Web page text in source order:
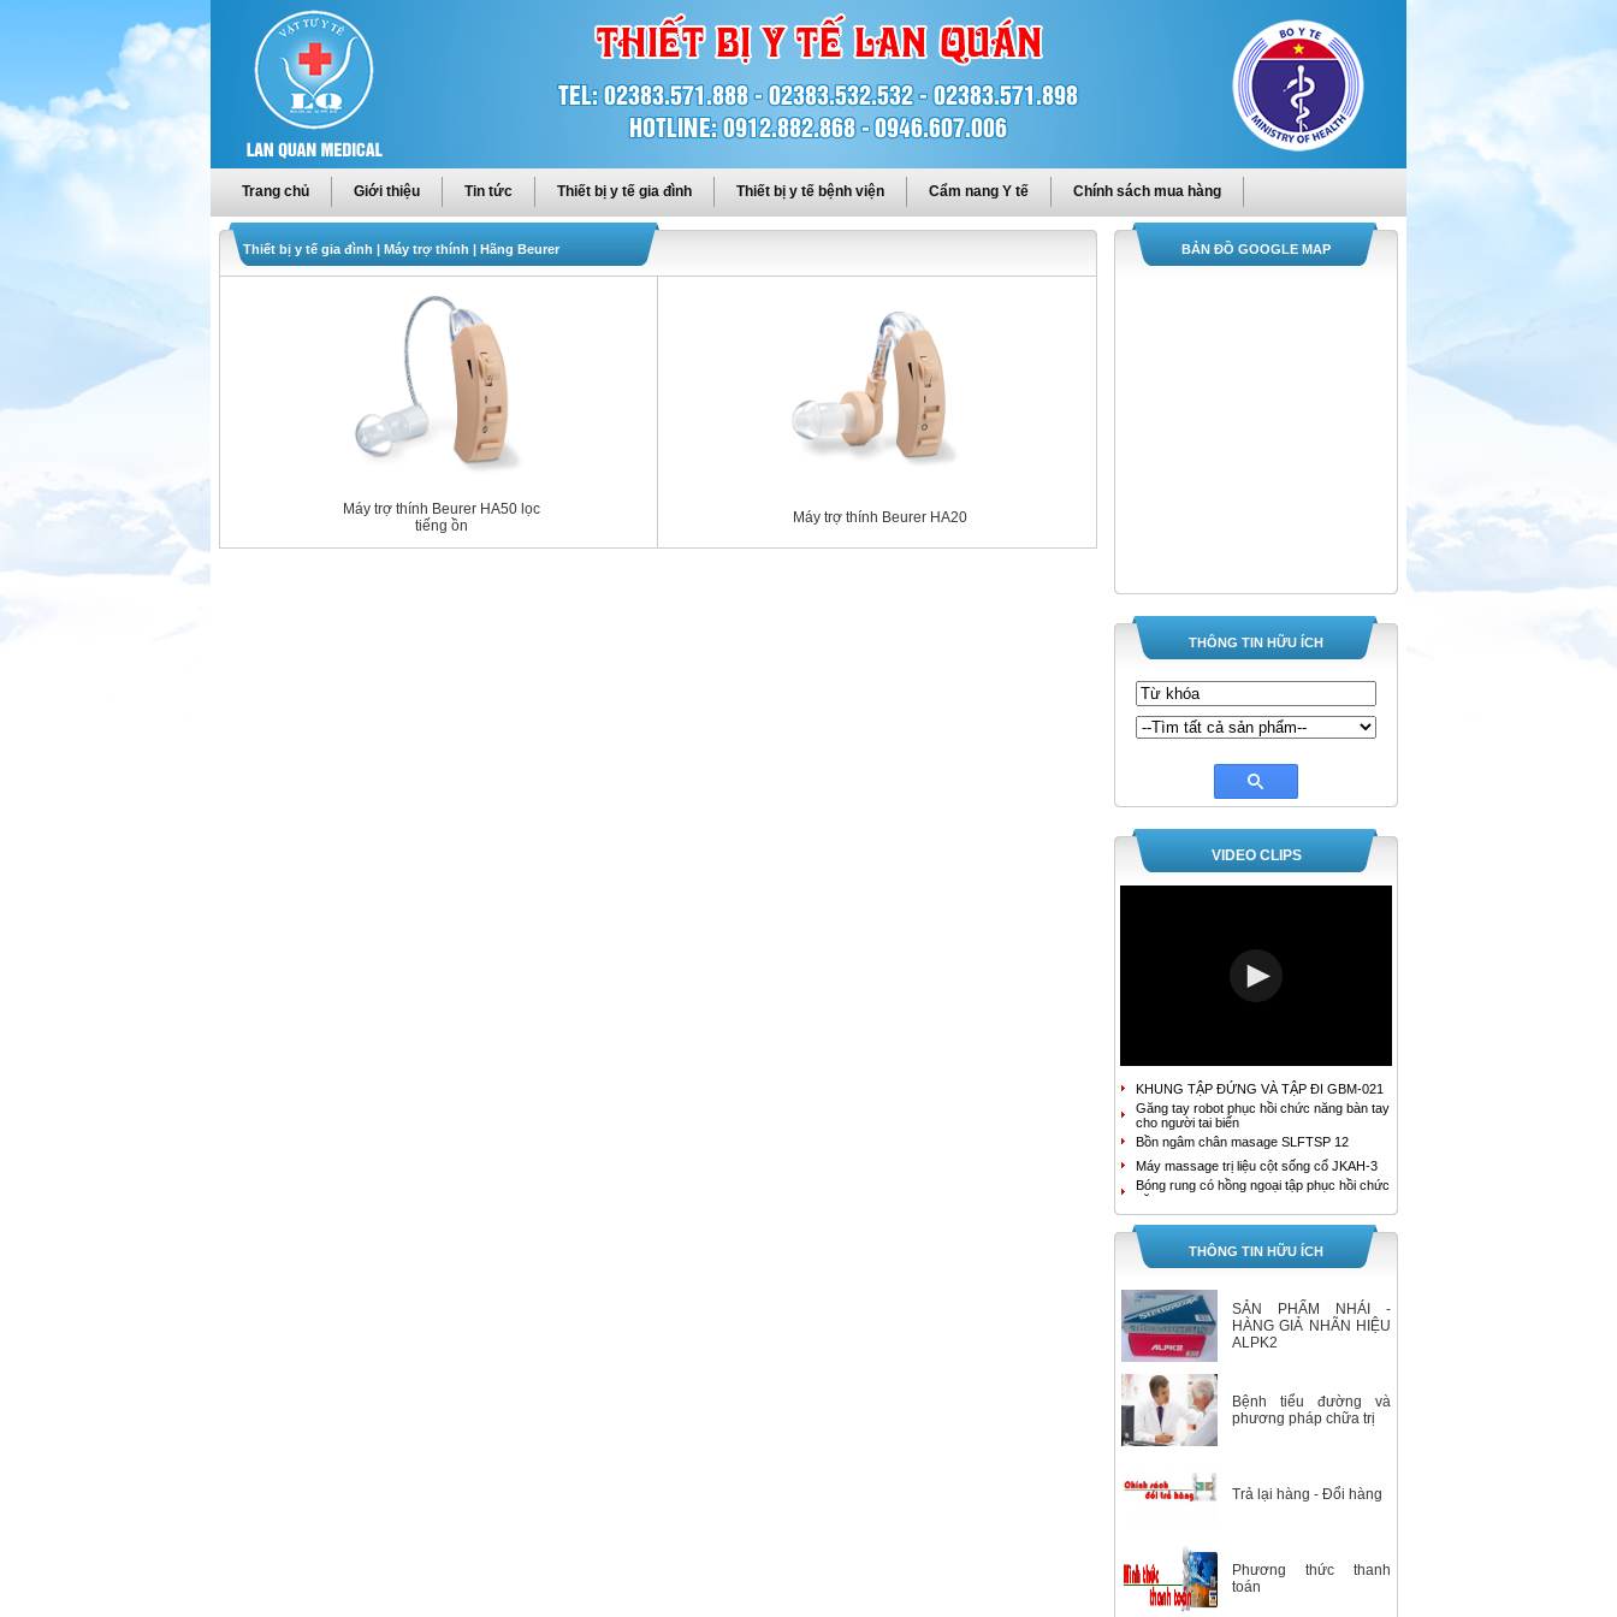
Trang chủ Giới thiệu Tin tức Thiết bị y tế gia đình Thiết bị y tế bệnh viện Cẩm nang Y tế Chính sách mua hàng
Thiết bị y tế gia đình | Máy trợ thính | Hãng Beurer
Máy trợ thính Beurer HA50 lọc
tiếng ồn
Máy trợ thính Beurer HA20
BẢN ĐỒ GOOGLE MAP
THÔNG TIN HỮU ÍCH
VIDEO CLIPS
KHUNG TẬP ĐỨNG VÀ TẬP ĐI GBM-021
Găng tay robot phục hồi chức năng bàn tay
cho người tai biến
Bồn ngâm chân masage SLFTSP 12
Máy massage trị liệu cột sống cổ JKAH-3
Bóng rung có hồng ngoại tập phục hồi chức
năng tay
MÁY MASSAGE TRỊ LIỆU ĐAU LƯNG
JKAH-2
Bồn ngâm chân cao cấp HoMedics FB-650
Bồn ngâm chân con lăn kép tự động
Máy tạo oxy YUWELL 9F-3B
Máy tạo oxy YUWELL 9F-3AW
Máy hút dịch 1 bình Yuwell 7E-A
Instant
Máy tạo oxy 3 lít 7F-3E Yuwell
Máy tạo oxy 5 lít/ phút Yuwell 7F-5
Nhiệt Kế Ẩm Kế Tự Ghi Elitech RC-4HC
Giường đa chức năng 2 tay quay
XE LĂN ĐIỆN A95 AKIKO
TAY QUAY A85 AKIKO
GIƯỜNG BỆNH NHÂN ĐA CHỨC NĂNG 3
TAY QUAY A83 AKIKO
THÔNG TIN HỮU ÍCH
SẢN PHẨM NHÁI -
HÀNG GIẢ NHÃN HIỆU
ALPK2
Bệnh tiểu đường và
phương pháp chữa trị
Trả lại hàng - Đổi hàng
Phương thức thanh
toán